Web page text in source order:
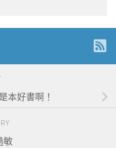
本好書啊！
敏